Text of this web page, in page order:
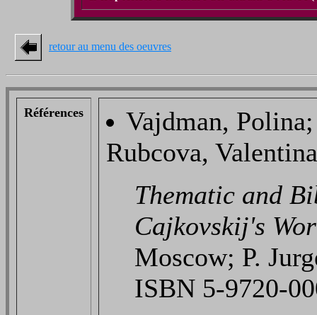
retour au menu des oeuvres
Références
Vajdman,
Rubcova, Valentina
Thematic and
Cajkovskij's
Moscow; P.
ISBN 5-9720-